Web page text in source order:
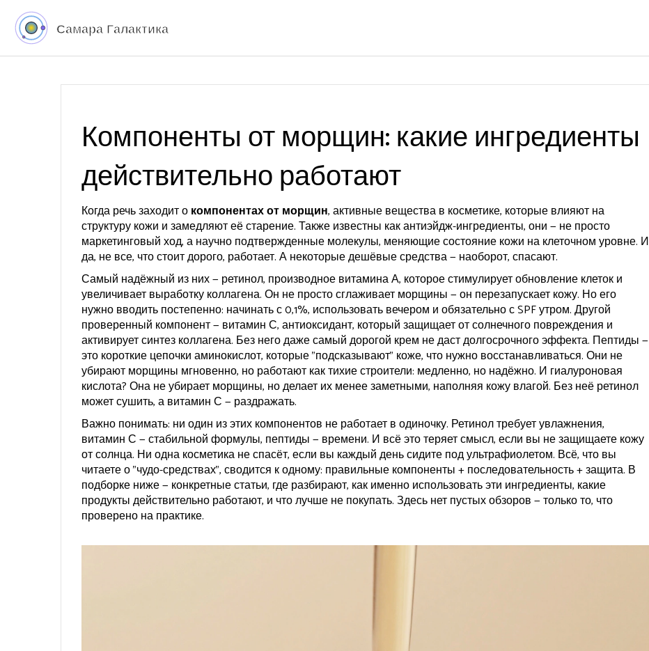
Компоненты от морщин: какие ингредиенты
действительно работают
Когда речь заходит окомпонентах от морщин,активные вещества в косметике, которые влияют на
структуру кожи и замедляют её старение. Также известны какантиэйдж-ингредиенты, они — не просто
маркетинговый ход, а научно подтвержденные молекулы, меняющие состояние кожи на клеточном уровне. И
да, не все, что стоит дорого, работает. А некоторые дешёвые средства — наоборот, спасают.
Самый надёжный из них — ретинол, производное витамина А, которое стимулирует обновление клеток и
увеличивает выработку коллагена. Он не просто сглаживает морщины — он перезапускает кожу. Но его
нужно вводить постепенно: начинать с 0,1%, использовать вечером и обязательно с SPF утром. Другой
проверенный компонент — витамин С,антиоксидант, который защищает от солнечного повреждения и
активирует синтез коллагена. Без него даже самый дорогой крем не даст долгосрочного эффекта. Пептиды —
это короткие цепочки аминокислот, которые "подсказывают" коже, что нужно восстанавливаться. Они не
убирают морщины мгновенно, но работают как тихие строители: медленно, но надёжно. И гиалуроновая
кислота? Она не убирает морщины, но делает их менее заметными, наполняя кожу влагой. Без неё ретинол
может сушить, а витамин С — раздражать.
Важно понимать: ни один из этих компонентов не работает в одиночку. Ретинол требует увлажнения,
витамин С — стабильной формулы, пептиды — времени. И всё это теряет смысл, если вы не защищаете кожу
от солнца. Ни одна косметика не спасёт, если вы каждый день сидите под ультрафиолетом. Всё, что вы
читаете о "чудо-средствах", сводится к одному: правильные компоненты + последовательность + защита. В
подборке ниже — конкретные статьи, где разбирают, как именно использовать эти ингредиенты, какие
продукты действительно работают, и что лучше не покупать. Здесь нет пустых обзоров — только то, что
проверено на практике.